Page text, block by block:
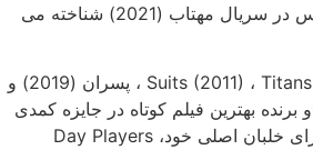
بازی در نقش اسکار والاس در سریال مهتاب (2021) شناخته می
فرید همچنین در Suits (2011) ، Titans (2018) ، پسران (2019) و
بهترین فیلم کوتاه در جایزه کمدی
کانادایی در سال 2018 برای خلبان اصلی خود، Day Players